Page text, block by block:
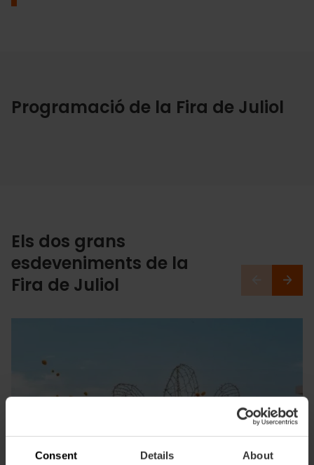
Consent Details About
Programació de la Fira de Juliol
Els dos grans
esdeveniments de la
Fira de Juliol